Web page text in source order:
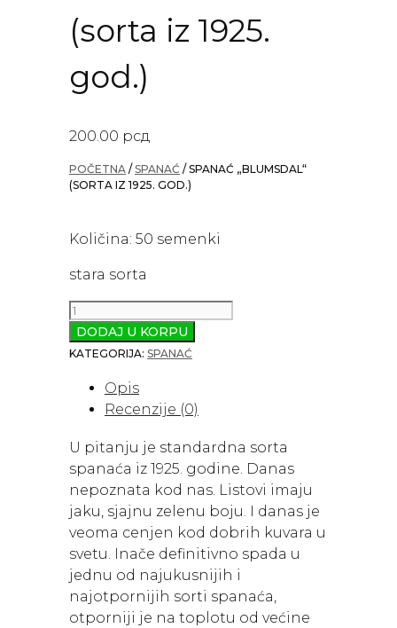
(sorta iz 1925.
god.)
200.00 рсд
POČETNA / SPANAĆ / SPANAĆ „BLUMSDAL“
(SORTA IZ 1925. GOD.)
Količina: 50 semenki
stara sorta
Spanać
„Blumsdal“
(sorta
1925.
god.)
količina
DODAJ U KORPU
KATEGORIJA: SPANAĆ
Opis
Recenzije (0)
U pitanju je standardna sorta
spanaća iz 1925. godine. Danas
nepoznata kod nas. Listovi imaju
jaku, sjajnu zelenu boju. I danas je
veoma cenjen kod dobrih kuvara u
svetu. Inače definitivno spada u
jednu od najukusnijih i
najotpornijih sorti spanaća,
otporniji je na toplotu od većine